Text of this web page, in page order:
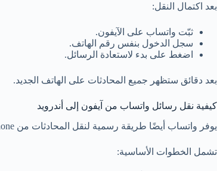
بعد اكتمال النقل:
ثبّت واتساب على الآيفون.
سجل الدخول بنفس رقم الهاتف.
اضغط على بدء لاستعادة الرسائل.
بعد دقائق ستظهر جميع المحادثات على الهاتف الجديد.
كيفية نقل رسائل واتساب من آيفون إلى أندرويد
يوفر واتساب أيضًا طريقة رسمية لنقل المحادثات من iPhone إلى أجهزة Android الحديثة.
تشمل الخطوات الأساسية: